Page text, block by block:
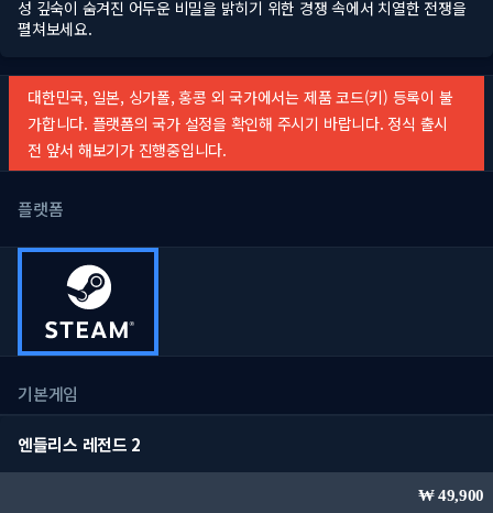
성 깊숙이 숨겨진 어두운 비밀을 밝히기 위한 경쟁 속에서 치열한 전쟁을
펼쳐보세요.
대한민국, 일본, 싱가폴, 홍콩 외 국가에서는 제품 코드(키) 등록이 불
가합니다. 플랫폼의 국가 설정을 확인해 주시기 바랍니다. 정식 출시
전 앞서 해보기가 진행중입니다.
플랫폼
기본게임
엔들리스 레전드 2
49,900